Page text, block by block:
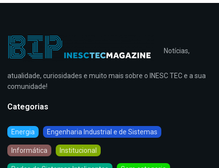
Notícias,
atualidade, curiosidades e muito mais sobre o INESC TEC e a sua
comunidade!
Categorias
Energia Engenharia Industrial e de Sistemas
Informática Institucional